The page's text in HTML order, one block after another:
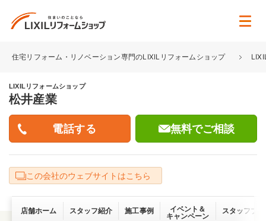
住宅リフォーム・リノベーション専門のLIXILリフォームショップ
LIXILリフォームショップ
松井産業
無料でご相談
この会社のウェブサイトはこちら
店舗ホーム スタッフ紹介 施工事例
イベント＆
キャンペーン
スタッフブ